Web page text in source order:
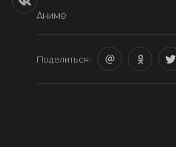
Аниме
Поделиться: